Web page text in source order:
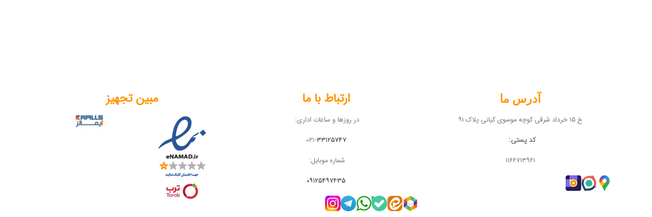
آدرس ما
خ ۱۵ خرداد شرقی کوچه موسوی کیانی پلاک ۹۱
کد پستی:
۱۱۶۶۷۱۳۹۶۱
ارتباط با ما
در روزها و ساعات اداری:
۰۲۱-۳۳۱۲۵۷۴۷
شماره موبایل:
۰۹۱۲۵۴۹۷۴۳۵
مبین تجهیز